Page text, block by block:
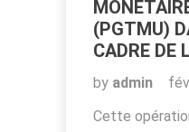
(PGTMU)
CADRE DE
by admin
Cette